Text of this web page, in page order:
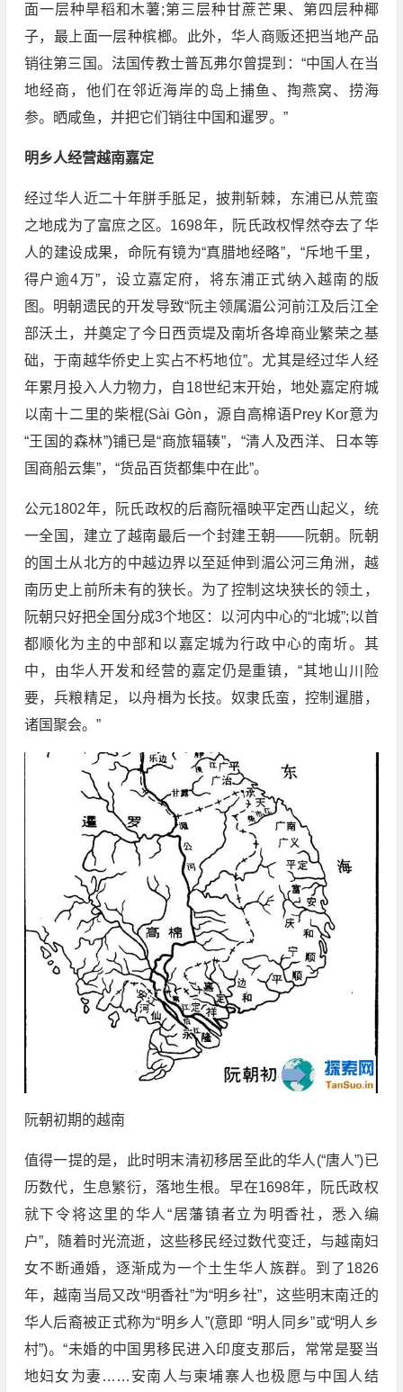
面一层种旱稻和木薯;第三层种甘蔗芒果、第四层种椰
子，最上面一层种槟榔。此外，华人商贩还把当地产品
销往第三国。法国传教士普瓦弗尔曾提到：“中国人在当
地经商，他们在邻近海岸的岛上捕鱼、掏燕窝、捞海
参。晒咸鱼，并把它们销往中国和暹罗。”
明乡人经营越南嘉定
经过华人近二十年胼手胝足，披荆斩棘，东浦已从荒蛮
之地成为了富庶之区。1698年，阮氏政权悍然夺去了华
人的建设成果，命阮有镜为“真腊地经略”，“斥地千里，
得户逾4万”，设立嘉定府，将东浦正式纳入越南的版
图。明朝遗民的开发导致“阮主领属湄公河前江及后江全
部沃土，并奠定了今日西贡堤及南圻各埠商业繁荣之基
础，于南越华侨史上实占不朽地位”。尤其是经过华人经
年累月投入人力物力，自18世纪末开始，地处嘉定府城
以南十二里的柴棍(Sài Gòn，源自高棉语Prey Kor意为
“王国的森林”)铺已是“商旅辐辏”，“清人及西洋、日本等
国商船云集”，“货品百货都集中在此”。
公元1802年，阮氏政权的后裔阮福映平定西山起义，统
一全国，建立了越南最后一个封建王朝——阮朝。阮朝
的国土从北方的中越边界以至延伸到湄公河三角洲，越
南历史上前所未有的狭长。为了控制这块狭长的领土，
阮朝只好把全国分成3个地区：以河内中心的“北城”;以首
都顺化为主的中部和以嘉定城为行政中心的南圻。其
中，由华人开发和经营的嘉定仍是重镇，“其地山川险
要，兵粮精足，以舟楫为长技。奴隶氐蛮，控制暹腊，
诸国聚会。”
阮朝初期的越南
值得一提的是，此时明末清初移居至此的华人(“唐人”)已
历数代，生息繁衍，落地生根。早在1698年，阮氏政权
就下令将这里的华人“居藩镇者立为明香社，悉入编
户”，随着时光流逝，这些移民经过数代变迁，与越南妇
女不断通婚，逐渐成为一个土生华人族群。到了1826
年，越南当局又改“明香社”为“明乡社”，这些明末南迁的
华人后裔被正式称为“明乡人”(意即 “明人同乡”或“明人乡
村”)。“未婚的中国男移民进入印度支那后，常常是娶当
地妇女为妻……安南人与柬埔寨人也极愿与中国人结